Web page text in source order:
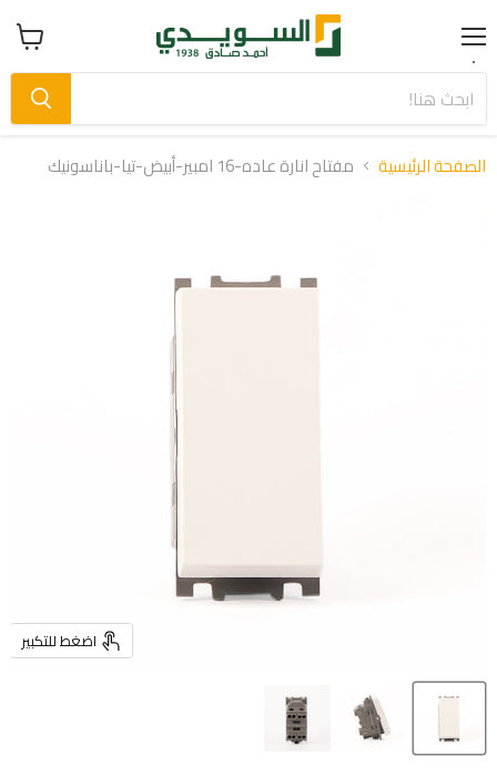
Menu عرض
سلة
الصفحة الرئيسية مفتاح انارة عاده-16 امبير-أبيض-تيا-باناسونيك
اضغط للتكبير